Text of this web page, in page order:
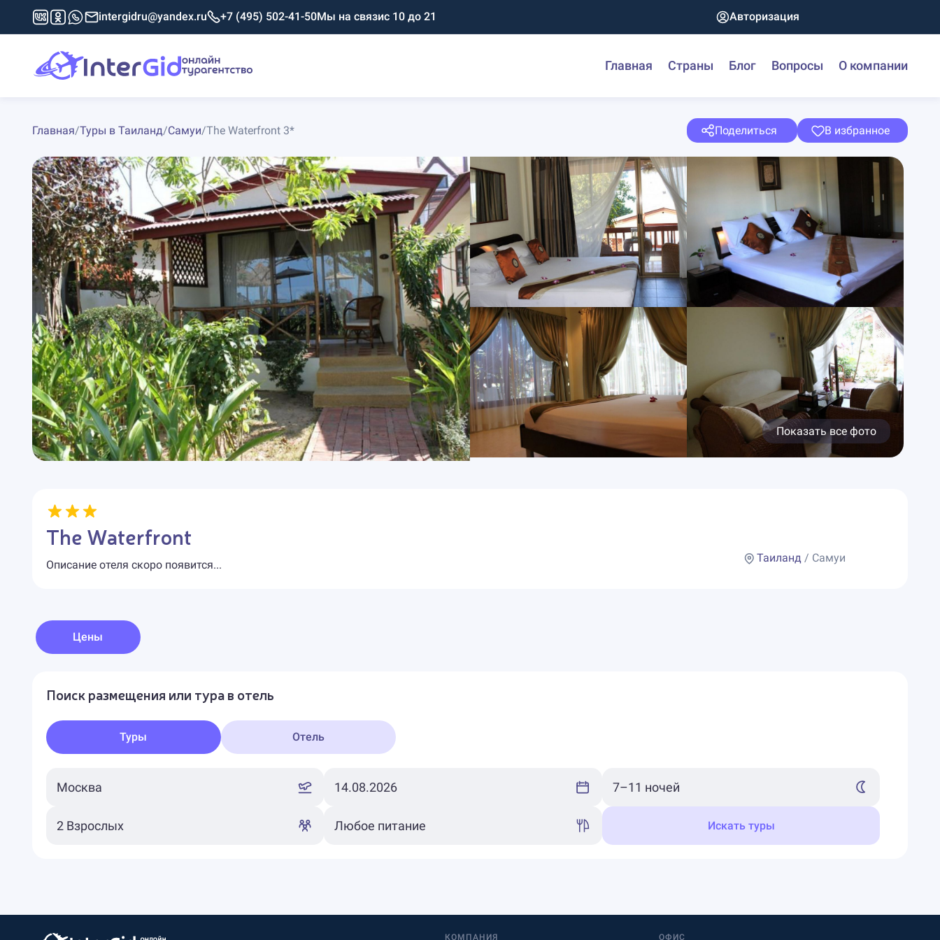
intergidru@yandex.ru +7 (495) 502-41-50Мы на связис 10 до 21 Авторизация
Главная Страны Блог Вопросы О компании
Главная/Туры в Таиланд/Самуи/The Waterfront 3* Поделиться В избранное
Показать все фото
The Waterfront
Описание отеля скоро появится...
Таиланд / Самуи
Цены
Поиск размещения или тура в отель
Туры Отель
Искать туры
КОМПАНИЯ ОФИС